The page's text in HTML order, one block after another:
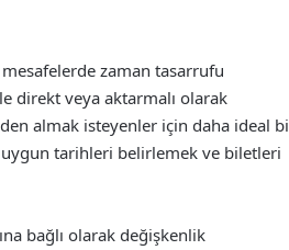
zaman tasarrufu
direkt veya aktarmalı olarak
almak isteyenler için daha ideal
uygun tarihleri belirlemek ve biletleri
bağlı olarak değişkenlik